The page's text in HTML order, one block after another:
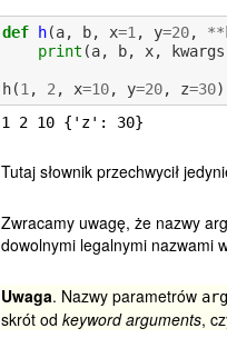
def h(a, b, x=1 , y=20, **
print (a, b, x, kwargs
h(1 , 2 , x=10, y=20, z=30)
Tutaj słownik przechwycił
Zwracamy uwagę, że nazwy
dowolnymi legalnymi nazwami
Uwaga. Nazwy parametrów
skrót od keyword arguments,